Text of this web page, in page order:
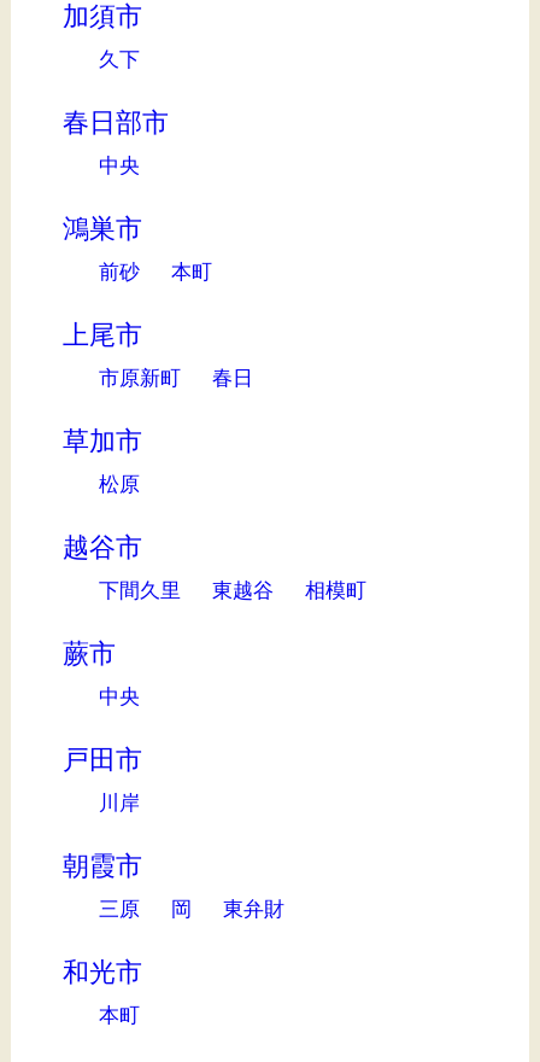
加須市
久下
春日部市
中央
鴻巣市
前砂 本町
上尾市
市原新町 春日
草加市
松原
越谷市
下間久里 東越谷 相模町
蕨市
中央
戸田市
川岸
朝霞市
三原 岡 東弁財
和光市
本町